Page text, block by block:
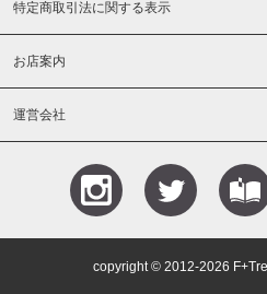
特定商取引法に関する表示
お店案内
運営会社
Instagram Teitter
copyright © 2012-2026